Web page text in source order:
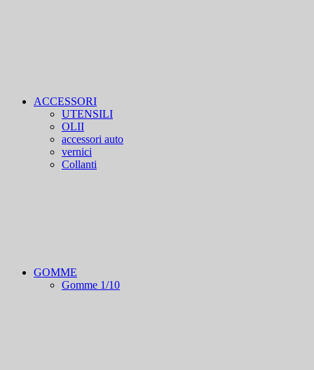
ACCESSORI
UTENSILI
OLII
accessori auto
vernici
Collanti
GOMME
Gomme 1/10